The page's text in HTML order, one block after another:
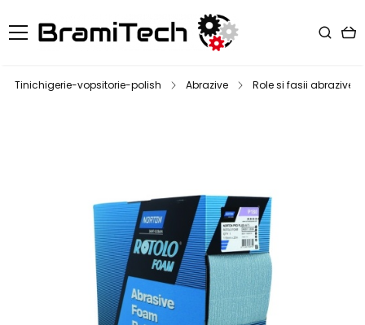
Tinichigerie-vopsitorie-polish Abrazive Role si fasii abrazive